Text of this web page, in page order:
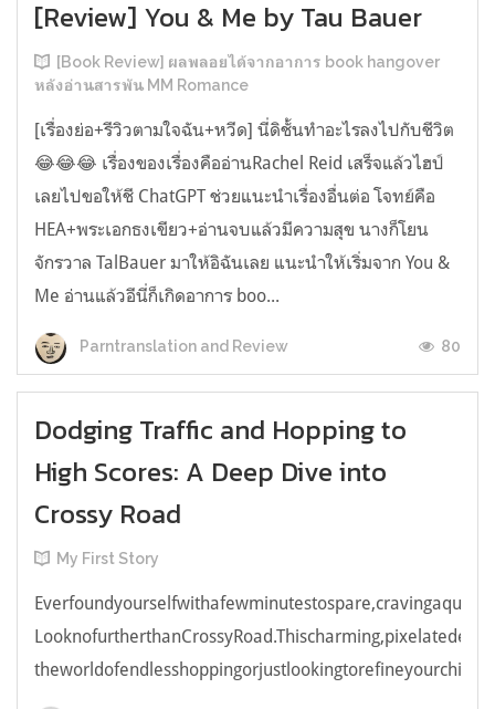
[Review] You & Me by Tau Bauer
[Book Review] ผลพลอยได้จากอาการ book hangover
หลังอ่านสารพัน MM Romance
[เรื่องย่อ+รีวิวตามใจฉัน+หวีด] นี่ดิชั้นทำอะไรลงไปกับชีวิต
😂😂😂 เรื่องของเรื่องคืออ่านRachel Reid เสร็จแล้วไฮป์
เลยไปขอให้ชี ChatGPT ช่วยแนะนำเรื่องอื่นต่อ โจทย์คือ
HEA+พระเอกธงเขียว+อ่านจบแล้วมีความสุข นางก็โยน
จักรวาล TalBauer มาให้อิฉันเลย แนะนำให้เริ่มจาก You &
Me อ่านแล้วอีนี่ก็เกิดอาการ boo...
Parntranslation and Review 80
Dodging Traffic and Hopping to
High Scores: A Deep Dive into
Crossy Road
My First Story